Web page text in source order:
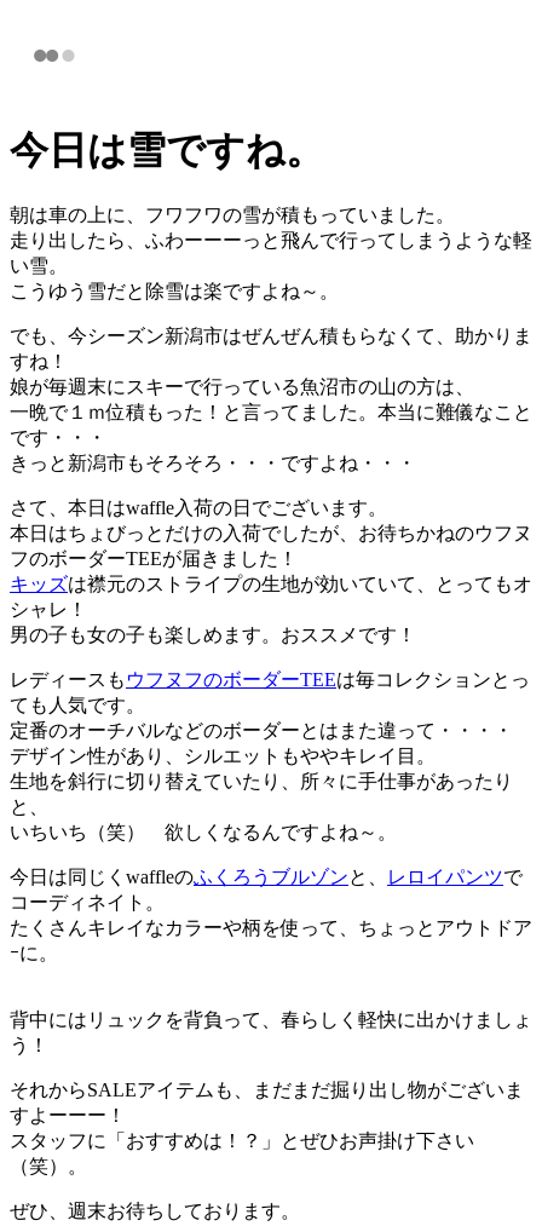
今日は雪ですね。
朝は車の上に、フワフワの雪が積もっていました。
走り出したら、ふわーーーっと飛んで行ってしまうような軽
い雪。
こうゆう雪だと除雪は楽ですよね～。
でも、今シーズン新潟市はぜんぜん積もらなくて、助かりま
すね！
娘が毎週末にスキーで行っている魚沼市の山の方は、
一晩で１ｍ位積もった！と言ってました。本当に難儀なこと
です・・・
きっと新潟市もそろそろ・・・ですよね・・・
さて、本日はwaffle入荷の日でございます。
本日はちょびっとだけの入荷でしたが、お待ちかねのウフヌ
フのボーダーTEEが届きました！
キッズは襟元のストライプの生地が効いていて、とってもオ
シャレ！
男の子も女の子も楽しめます。おススメです！
レディースも ウフヌフのボーダーTEEは毎コレクションとっ
ても人気です。
定番のオーチバルなどのボーダーとはまた違って・・・・
デザイン性があり、シルエットもややキレイ目。
生地を斜行に切り替えていたり、所々に手仕事があったり
と、
いちいち（笑） 欲しくなるんですよね～。
今日は同じくwaffleのふくろうブルゾンと、 レロイパンツで
コーディネイト。
たくさんキレイなカラーや柄を使って、ちょっとアウトドア
ｰに。
背中にはリュックを背負って、春らしく軽快に出かけましょ
う！
それからSALEアイテムも、まだまだ掘り出し物がございま
すよーーー！
スタッフに「おすすめは！？」とぜひお声掛け下さい
（笑）。
ぜひ、週末お待ちしております。